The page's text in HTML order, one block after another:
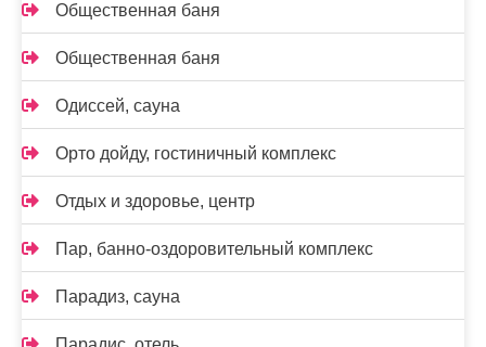
Общественная баня
Общественная баня
Одиссей, сауна
Орто дойду, гостиничный комплекс
Отдых и здоровье, центр
Пар, банно-оздоровительный комплекс
Парадиз, сауна